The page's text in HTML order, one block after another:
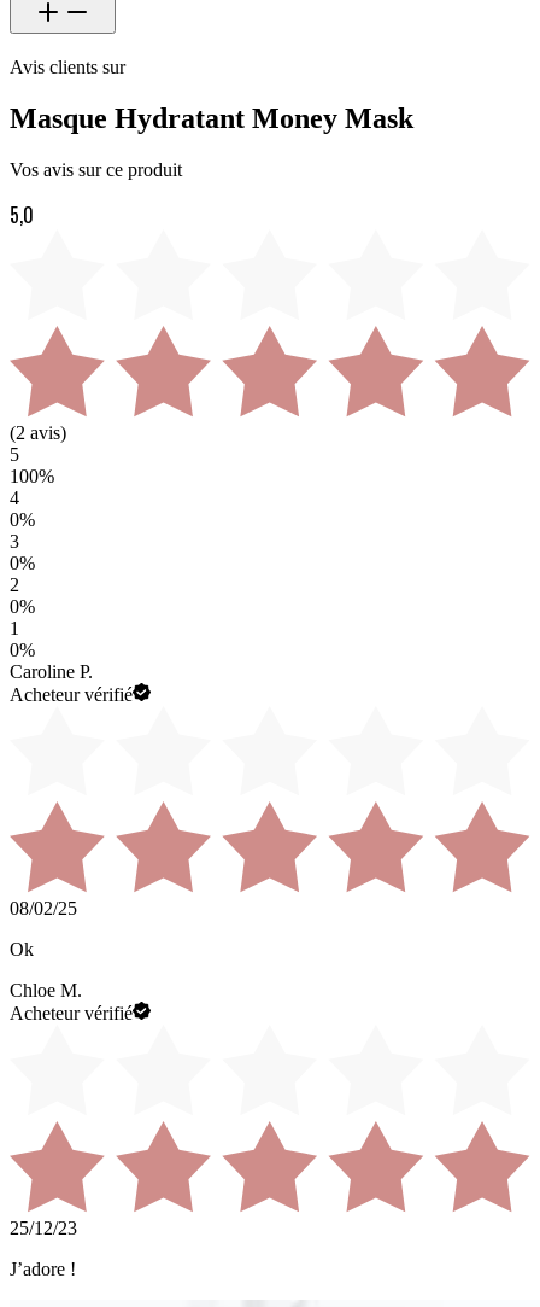
Avis clients sur
Masque Hydratant Money Mask
Vos avis sur ce produit
5,0
(2 avis)
5
100%
4
0%
3
0%
2
0%
1
0%
Caroline P.
Acheteur vérifié
08/02/25
Ok
Chloe M.
Acheteur vérifié
25/12/23
J’adore !